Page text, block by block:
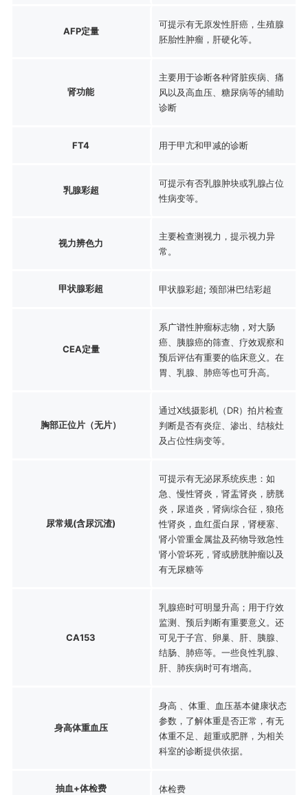
AFP定量
可提示有无原发性肝癌，生殖腺
胚胎性肿瘤，肝硬化等。
肾功能
主要用于诊断各种肾脏疾病、痛
风以及高血压、糖尿病等的辅助
诊断
FT4 用于甲亢和甲减的诊断
乳腺彩超
可提示有否乳腺肿块或乳腺占位
性病变等。
视力辨色力
主要检查测视力，提示视力异
常。
甲状腺彩超 甲状腺彩超; 颈部淋巴结彩超
CEA定量
系广谱性肿瘤标志物，对大肠
癌、胰腺癌的筛查、疗效观察和
预后评估有重要的临床意义。在
胃、乳腺、肺癌等也可升高。
胸部正位片（无片）
通过X线摄影机（DR）拍片检查
判断是否有炎症、渗出、结核灶
及占位性病变等。
尿常规(含尿沉渣)
可提示有无泌尿系统疾患：如
急、慢性肾炎，肾盂肾炎，膀胱
炎，尿道炎，肾病综合征，狼疮
性肾炎，血红蛋白尿，肾梗塞、
肾小管重金属盐及药物导致急性
肾小管坏死，肾或膀胱肿瘤以及
有无尿糖等
CA153
乳腺癌时可明显升高；用于疗效
监测、预后判断有重要意义。还
可见于子宫、卵巢、肝、胰腺、
结肠、肺癌等。一些良性乳腺、
肝、肺疾病时可有增高。
身高体重血压
身高 、体重、血压基本健康状态
参数，了解体重是否正常，有无
体重不足、超重或肥胖，为相关
科室的诊断提供依据。
抽血+体检费 体检费